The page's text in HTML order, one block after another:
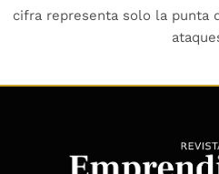
cifra representa solo la punta